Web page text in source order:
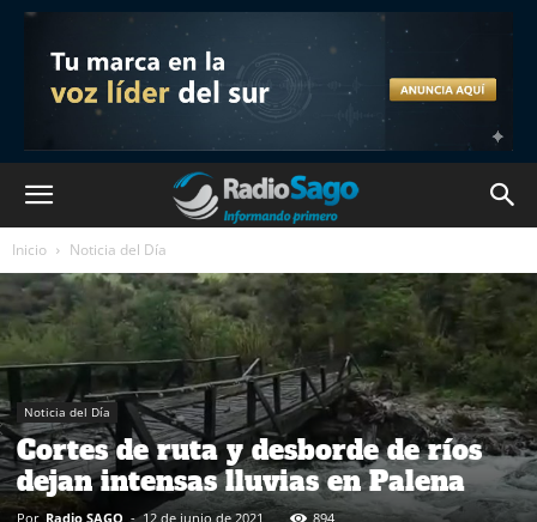
Inicio Noticia del Día
Noticia del Día
Cortes de ruta y desborde de ríos
dejan intensas lluvias en Palena
Por Radio SAGO - 12 de junio de 2021 894